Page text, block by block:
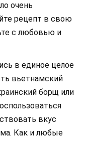
очень
рецепт в свою
с любовью и
в единое целое
вьетнамский
борщ или
вкус
Как и любые